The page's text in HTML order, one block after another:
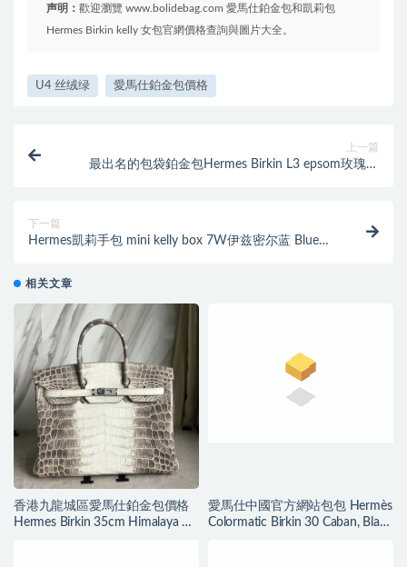
声明： 歡迎瀏覽 www.bolidebag.com 愛馬仕鉑金包和凱莉包
Hermes Birkin kelly 女包官網價格查詢與圖片大全。
U4 丝绒绿 愛馬仕鉑金包價格
上一篇
最出名的包袋鉑金包Hermes Birkin L3 epsom玫瑰紫
下一篇
Hermes凱莉手包 mini kelly box 7W伊兹密尔蓝 Blue
相关文章
香港九龍城區愛馬仕鉑金包價格
Hermes Birkin 35cm Himalaya 喜
愛馬仕中國官方網站包包 Hermès
Colormatic Birkin 30 Caban, Black